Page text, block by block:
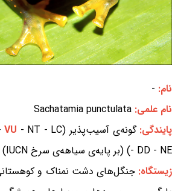
نام: -
نام علمی: Sachatamia punctulata
پایندگی:گونه‌ی آسیب‌پذیر (EX - EW - CR - EN - VU - NT - LC
- DD - NE) (بر پایه‌ی سیاهه‌ی سرخ IUCN)
زیستگاه:جنگل‌های دشت نمناک و